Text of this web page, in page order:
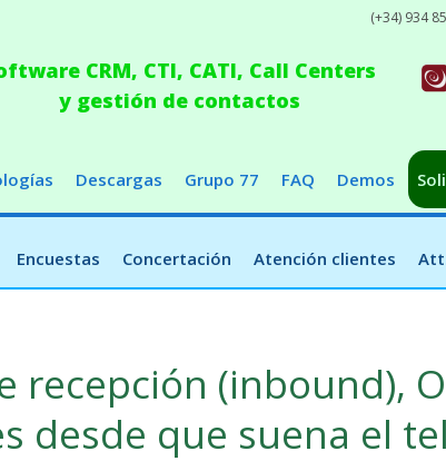
CRM, CTI, CATI, Call Centers
y gestión de contactos
(+34) 934
Descargas Grupo 77 FAQ Demos
Encuestas Concertación Atención clientes
recepción (inbound),
desde que suena el